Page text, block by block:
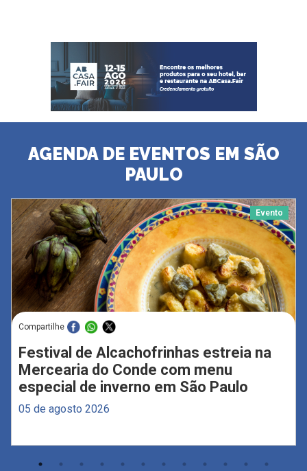
AGENDA DE EVENTOS EM SÃO
PAULO
Evento
Compartilhe
Festival de Alcachofrinhas estreia na
Mercearia do Conde com menu
especial de inverno em São Paulo
05 de agosto 2026